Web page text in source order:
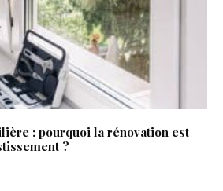
: pourquoi la rénovation est
?